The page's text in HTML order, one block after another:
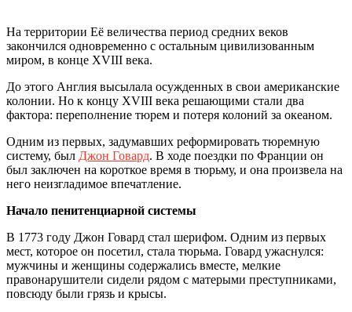
На территории Её величества период средних веков
закончился одновременно с остальным цивилизованным
миром, в конце XVIII века.
До этого Англия высылала осужденных в свои американские
колонии. Но к концу XVIII века решающими стали два
фактора: переполнение тюрем и потеря колоний за океаном.
Одним из первых, задумавших реформировать тюремную
систему, был Джон Говард. В ходе поездки по Франции он
был заключен на короткое время в тюрьму, и она произвела на
него неизгладимое впечатление.
Начало пенитенциарной системы
В 1773 году Джон Говард стал шерифом. Одним из первых
мест, которое он посетил, стала тюрьма. Говард ужаснулся:
мужчины и женщины содержались вместе, мелкие
правонарушители сидели рядом с матерыми преступниками,
повсюду были грязь и крысы.